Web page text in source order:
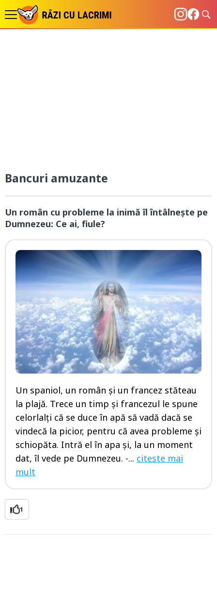
Bancuri amuzante
Un român cu probleme la inimă îl întâlnește pe
Dumnezeu: Ce ai, fiule?
Un spaniol, un român şi un francez stăteau
la plajă. Trece un timp şi francezul le spune
celorlalţi că se duce în apă să vadă dacă se
vindecă la picior, pentru că avea probleme şi
schiopăta. Intră el în apa şi, la un moment
dat, îl vede pe Dumnezeu. -... citeste mai
mult
1